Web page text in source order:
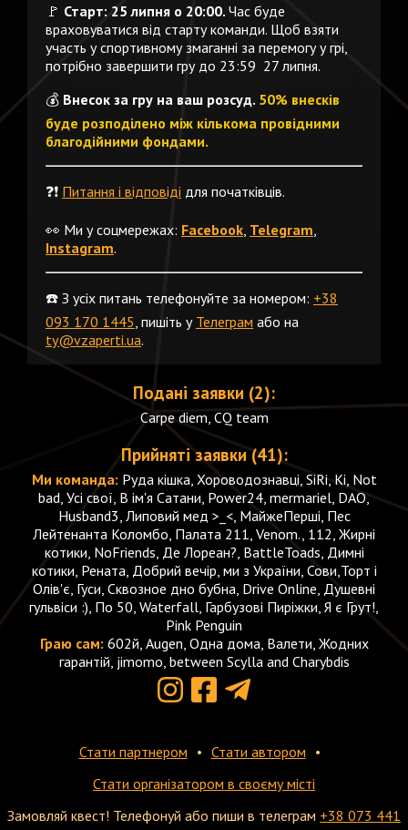
🚩 Старт: 25 липня о 20:00. Час буде
враховуватися від старту команди. Щоб взяти
участь у спортивному змаганні за перемогу у грі,
потрібно завершити гру до 23:59 27 липня.
💰 Внесок за гру на ваш розсуд. 50% внесків
буде розподілено між кількома провідними
благодійними фондами.
❓❗️ Питання і відповіді для початківців.
👀 Ми у соцмережах: Facebook, Telegram,
Instagram.
☎️ З усіх питань телефонуйте за номером: +38
093 170 1445, пишіть у Телеграм або на
ty@vzaperti.ua.
Подані заявки (2):
Carpe diem, CQ team
Прийняті заявки (41):
Ми команда: Руда кішка, Хороводознавці, SiRi, Кі, Not
bad, Усі свої, В ім'я Сатани, Power24, mermariel, DAO,
Husband3, Липовий мед >_<, МайжеПерші, Пес
Лейтенанта Коломбо, Палата 211, Venom., 112, Жирні
котики, NoFriends, Де Лореан?, BattleToads, Димні
котики, Рената, Добрий вечір, ми з України, Сови,Торт і
Олів'є, Гуси, Сквозное дно бубна, Drive Online, Душевні
гульвіси :), По 50, Waterfall, Гарбузові Пиріжки, Я є Грут!,
Pink Penguin
Граю сам: 602й, Augen, Одна дома, Валети, Жодних
гарантій, jimomo, between Scylla and Charybdis
Стати партнером
Стати автором
Стати організатором в своєму місті
Замовляй квест! Телефонуй або пиши в телеграм +38 073 441